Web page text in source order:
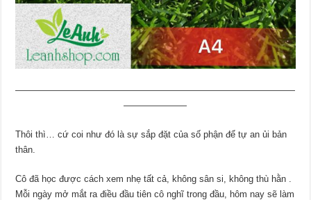
———————————————————————————————
———————
Thôi thì… cứ coi như đó là sự sắp đặt của số phận để tự an ủi bản
thân.
Cô đã học được cách xem nhẹ tất cả, không sân si, không thù hằn .
Mỗi ngày mở mắt ra điều đầu tiên cô nghĩ trong đầu, hôm nay sẽ làm